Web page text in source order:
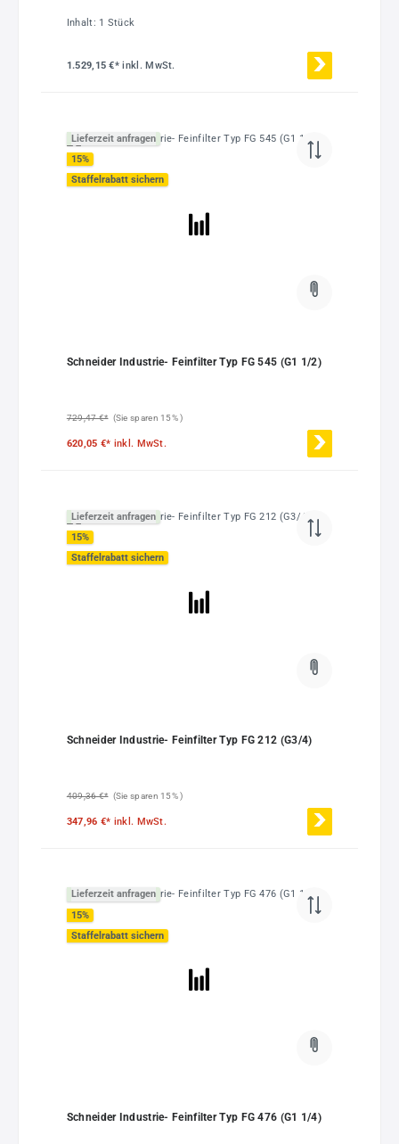
Inhalt: 1 Stück
1.529,15 €*inkl. MwSt.
Lieferzeit anfragen
15%
Staffelrabatt sichern
Schneider Industrie- Feinfilter Typ FG 545 (G1 1/2)
729,47 €* (Sie sparen 15% )
620,05 €* inkl. MwSt.
Lieferzeit anfragen
15%
Staffelrabatt sichern
Schneider Industrie- Feinfilter Typ FG 212 (G3/4)
409,36 €* (Sie sparen 15% )
347,96 €* inkl. MwSt.
Lieferzeit anfragen
15%
Staffelrabatt sichern
Schneider Industrie- Feinfilter Typ FG 476 (G1 1/4)